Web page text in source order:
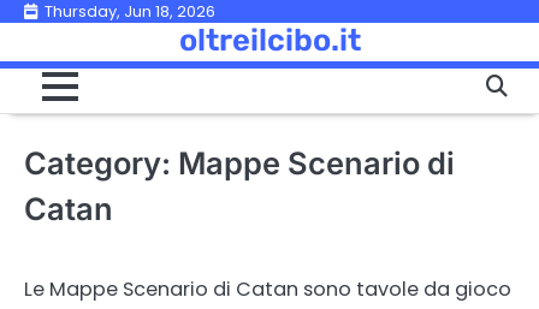
Skip
content
Thursday, Jun 18, 2026
oltreilcibo.it
Category: Mappe Scenario di
Catan
Le Mappe Scenario di Catan sono tavole da gioco